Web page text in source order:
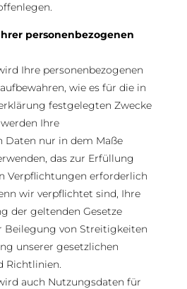
personenbezogenen
Ihre personenbezogenen
wie es für die in
festgelegten Zwecke
Ihre
Daten nur in dem Maße
das zur Erfüllung
Verpflichtungen erforderlich
wir verpflichtet sind, Ihre
der geltenden Gesetze
Beilegung von Streitigkeiten
unserer gesetzlichen
Richtlinien.
auch Nutzungsdaten für